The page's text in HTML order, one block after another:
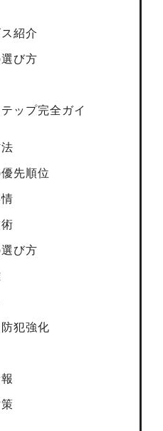
紹介
び方
ップ完全ガイ
先順位
び方
犯強化